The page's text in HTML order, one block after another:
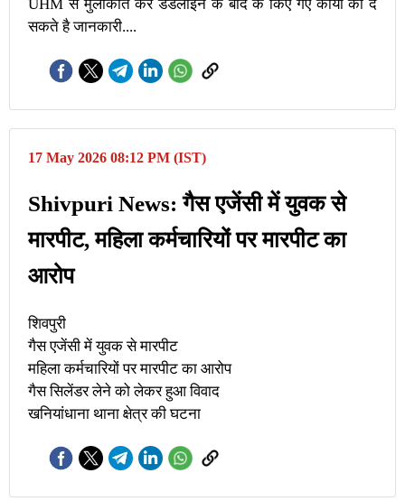
UHM से मुलाकात कर डेडलाइन के बाद के किए गए कार्यों की दे
सकते है जानकारी....
17 May 2026 08:12 PM (IST)
Shivpuri News: गैस एजेंसी में युवक से
मारपीट, महिला कर्मचारियों पर मारपीट का
आरोप
शिवपुरी
गैस एजेंसी में युवक से मारपीट
महिला कर्मचारियों पर मारपीट का आरोप
गैस सिलेंडर लेने को लेकर हुआ विवाद
खनियांधाना थाना क्षेत्र की घटना